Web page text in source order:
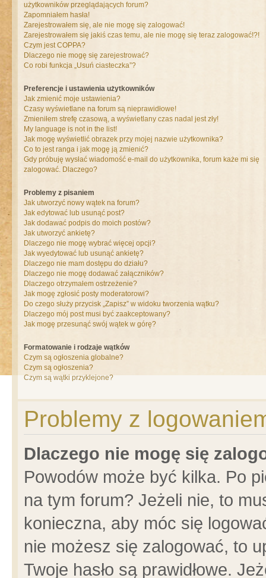
użytkowników przeglądających forum?
Zapomniałem hasła!
Zarejestrowałem się, ale nie mogę się zalogować!
Zarejestrowałem się jakiś czas temu, ale nie mogę się teraz zalogować!?!
Czym jest COPPA?
Dlaczego nie mogę się zarejestrować?
Co robi funkcja „Usuń ciasteczka”?
Preferencje i ustawienia użytkowników
Jak zmienić moje ustawienia?
Czasy wyświetlane na forum są nieprawidłowe!
Zmieniłem strefę czasową, a wyświetlany czas nadal jest zły!
My language is not in the list!
Jak mogę wyświetlić obrazek przy mojej nazwie użytkownika?
Co to jest ranga i jak mogę ją zmienić?
Gdy próbuję wysłać wiadomość e-mail do użytkownika, forum każe mi się
zalogować. Dlaczego?
Problemy z pisaniem
Jak utworzyć nowy wątek na forum?
Jak edytować lub usunąć post?
Jak dodawać podpis do moich postów?
Jak utworzyć ankietę?
Dlaczego nie mogę wybrać więcej opcji?
Jak wyedytować lub usunąć ankietę?
Dlaczego nie mam dostępu do działu?
Dlaczego nie mogę dodawać załączników?
Dlaczego otrzymałem ostrzeżenie?
Jak mogę zgłosić posty moderatorowi?
Do czego służy przycisk „Zapisz” w widoku tworzenia wątku?
Dlaczego mój post musi być zaakceptowany?
Jak mogę przesunąć swój wątek w górę?
Formatowanie i rodzaje wątków
Czym są ogłoszenia globalne?
Czym są ogłoszenia?
Czym są wątki przyklejone?
Problemy z
Dlaczego nie mogę się
Powodów może być kilka. Po
na tym forum? Jeżeli nie, to
konieczna, aby móc się
nie możesz się zalogować, to
Twoje hasło są prawidłowe.